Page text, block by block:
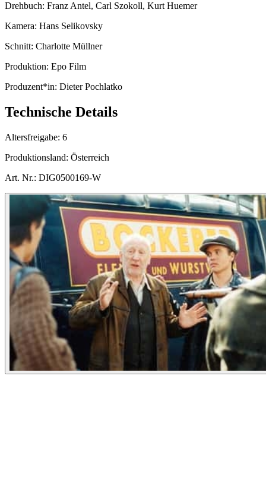
Drehbuch: Franz Antel, Carl Szokoll, Kurt Huemer
Kamera: Hans Selikovsky
Schnitt: Charlotte Müllner
Produktion: Epo Film
Produzent*in: Dieter Pochlatko
Technische Details
Altersfreigabe: 6
Produktionsland: Österreich
Art. Nr.: DIG0500169-W